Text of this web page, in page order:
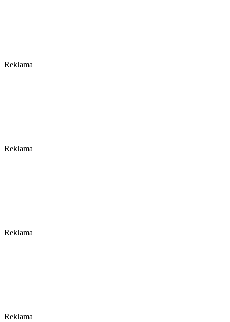
Reklama
Reklama
Reklama
Reklama